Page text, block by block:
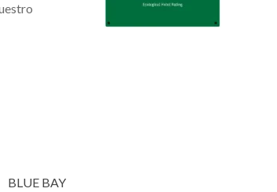
BLUE BAY